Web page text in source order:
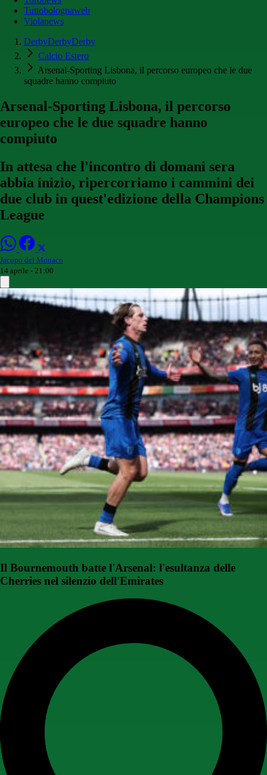
Tuttobolognaweb
Violanews
DerbyDerbyDerby
Calcio Estero
Arsenal-Sporting Lisbona, il percorso europeo che le due
squadre hanno compiuto
Arsenal-Sporting Lisbona, il percorso
europeo che le due squadre hanno
compiuto
In attesa che l'incontro di domani sera
abbia inizio, ripercorriamo i cammini dei
due club in quest'edizione della Champions
League
Jacopo del Monaco
14 aprile - 21:00
Il Bournemouth batte l'Arsenal: l'esultanza delle
Cherries nel silenzio dell'Emirates